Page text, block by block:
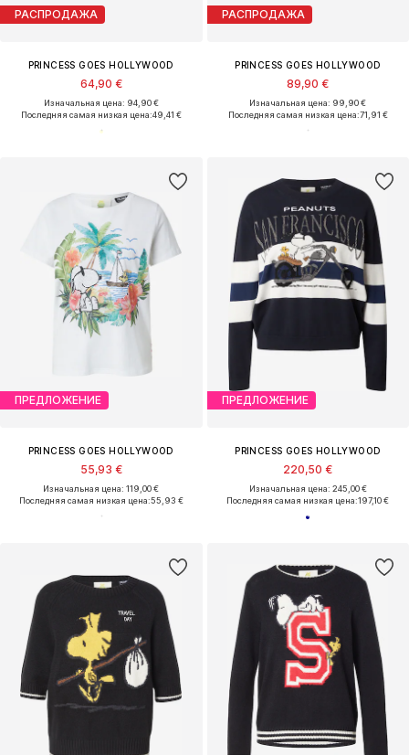
РАСПРОДАЖА
PRINCESS GOES HOLLYWOOD
64,90 €
Изначальная цена: 94,90 €
Последняя самая низкая цена:49,41 €
РАСПРОДАЖА
PRINCESS GOES HOLLYWOOD
89,90 €
Изначальная цена: 99,90 €
Последняя самая низкая цена:71,91 €
ПРЕДЛОЖЕНИЕ
PRINCESS GOES HOLLYWOOD
55,93 €
Изначальная цена: 119,00 €
Последняя самая низкая цена:55,93 €
ПРЕДЛОЖЕНИЕ
PRINCESS GOES HOLLYWOOD
220,50 €
Изначальная цена: 245,00 €
Последняя самая низкая цена:197,10 €